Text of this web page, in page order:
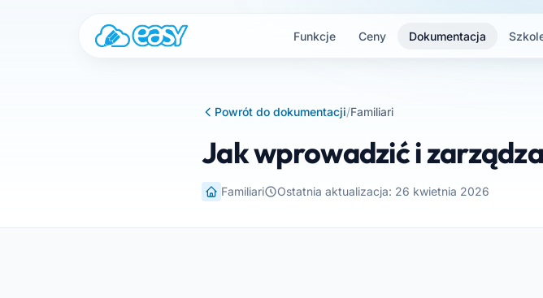
Funkcje Ceny Dokumentacja
Powrót do dokumentacji/Familiari
Jak wprowadzić i
Familiari Ostatnia aktualizacja: 26 kwietnia 2026